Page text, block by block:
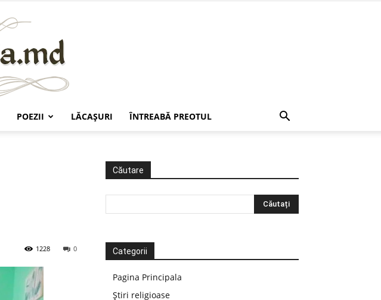
POEZII LĂCAŞURI ÎNTREABĂ PREOTUL
0
1228
Căutare
Categorii
Pagina Principala
Știri religioase